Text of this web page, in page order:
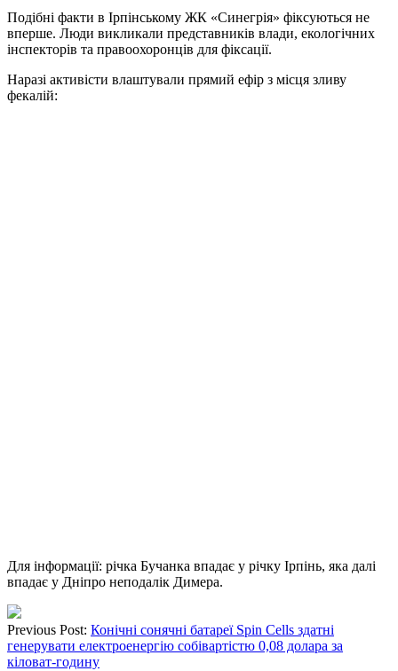
Подібні факти в Ірпінському ЖК «Синегрія» фіксуються не
вперше. Люди викликали представників влади, екологічних
інспекторів та правоохоронців для фіксації.
Наразі активісти влаштували прямий ефір з місця зливу
фекалій:
Для інформації: річка Бучанка впадає у річку Ірпінь, яка далі
впадає у Дніпро неподалік Димера.
Previous Post: Конічні сонячні батареї Spin Cells здатні
генерувати електроенергію собівартістю 0,08 долара за
кіловат-годину